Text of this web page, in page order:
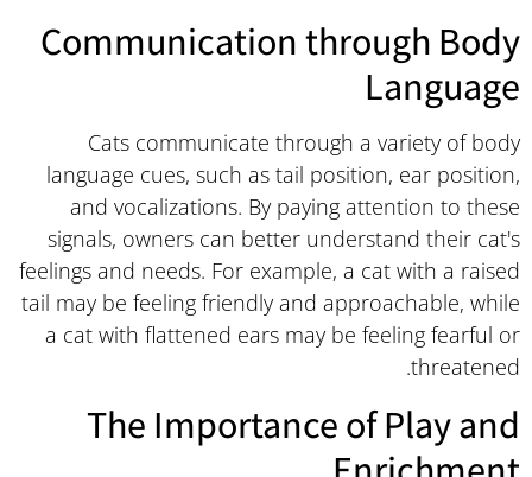
Communication through Body
Language
Cats communicate through a variety of body
language cues, such as tail position, ear position,
and vocalizations. By paying attention to these
signals, owners can better understand their cat's
feelings and needs. For example, a cat with a raised
tail may be feeling friendly and approachable, while
a cat with flattened ears may be feeling fearful or
threatened.
The Importance of Play and